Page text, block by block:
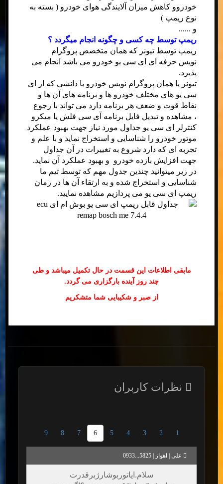
خودروو کاهش میزان آلایندگی هوای خودرو ( بسته به
نوع ریمپ )
و ......
ریمپ توسط چه کسی و چگونه انجام میگردد ؟
ریمپ توسط تیونر که همان متخصص پروگرام
نویس حرفه ای ای سی یو خودرو می باشد انجام می
پذیرد.
تیونر یا همان پروگرام نویس خودرو با دانشی که از ای
سی یو های مختلف خودرو ها و برنامه های آن ها و
نقاط قوت و ضعف هر برنامه دارد می تواند با رجوع
، مشاهده و تبدیل فایل برنامه آی سی فلش یا میکرو
کنترلر ای سی یو جداول مورد نیاز جهت بهبود عملکرد
موتور خودرو را شناسایی و استخراج نماید و با علم و
تجربه ای که دارد شروع به تغییرات در آن جداول
جهت افزایش بازده خودرو و بهبود عملکرد آن نماید.
در زیر میتوانید چندین جدول مهم که توسط تیم ما
شناسایی و استخراج شده و به ارتقاء آن ها در زمان
ریمپ ای سی یو می پردازیم مشاهده نمایید.
مابقی اطلاعات این قسمت در حال تکمیل میباشد و طی
چند روز آینده بارگزاری می گردد.
از صبر و شکیبایی شما متشکریم
نظرات کاربران
1
2
3
4
5
6
7
8
9
علی | اهواز | 5825...0933
سلام.ایاتوربوشارژبرقدرت